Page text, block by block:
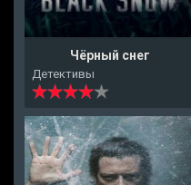
Чёрный снег
Детективы